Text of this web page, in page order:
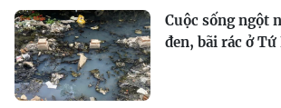
Cuộc sống ngột
đen, bãi rác ở Tứ